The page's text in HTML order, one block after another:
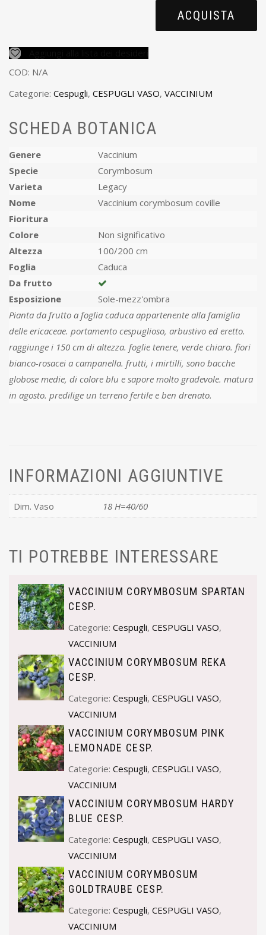
ACQUISTA
COD: N/A
Categorie: Cespugli, CESPUGLI VASO, VACCINIUM
SCHEDA BOTANICA
Genere
Vaccinium
Specie
Corymbosum
Varieta
Legacy
Nome
Vaccinium corymbosum coville
Fioritura
Colore
Non significativo
Altezza
100/200 cm
Foglia
Caduca
Da frutto
Esposizione
Sole-mezz'ombra
Pianta da frutto a foglia caduca appartenente alla famiglia
delle ericaceae. portamento cespuglioso, arbustivo ed eretto.
raggiunge i 150 cm di altezza. foglie tenere, verde chiaro. fiori
bianco-rosacei a campanella. frutti, i mirtilli, sono bacche
globose medie, di colore blu e sapore molto gradevole. matura
in agosto. predilige un terreno fertile e ben drenato.
INFORMAZIONI AGGIUNTIVE
Dim. Vaso 18 H=40/60
TI POTREBBE INTERESSARE
VACCINIUM CORYMBOSUM SPARTAN
CESP.
Categorie:Cespugli,CESPUGLI VASO,
VACCINIUM
VACCINIUM CORYMBOSUM REKA
CESP.
Categorie:Cespugli,CESPUGLI VASO,
VACCINIUM
VACCINIUM CORYMBOSUM PINK
LEMONADE CESP.
Categorie:Cespugli,CESPUGLI VASO,
VACCINIUM
VACCINIUM CORYMBOSUM HARDY
BLUE CESP.
Categorie:Cespugli,CESPUGLI VASO,
VACCINIUM
VACCINIUM CORYMBOSUM
GOLDTRAUBE CESP.
Categorie:Cespugli,CESPUGLI VASO,
VACCINIUM